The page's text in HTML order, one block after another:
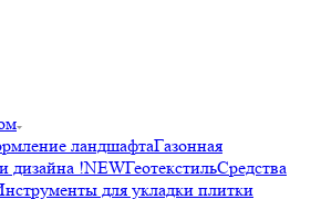
ландшафтаГазонная
дизайна !NEWГеотекстильСредства
для укладки плитки